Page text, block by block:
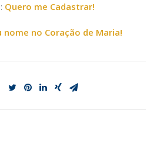
Quero me Cadastrar!
nome no Coração de Maria!